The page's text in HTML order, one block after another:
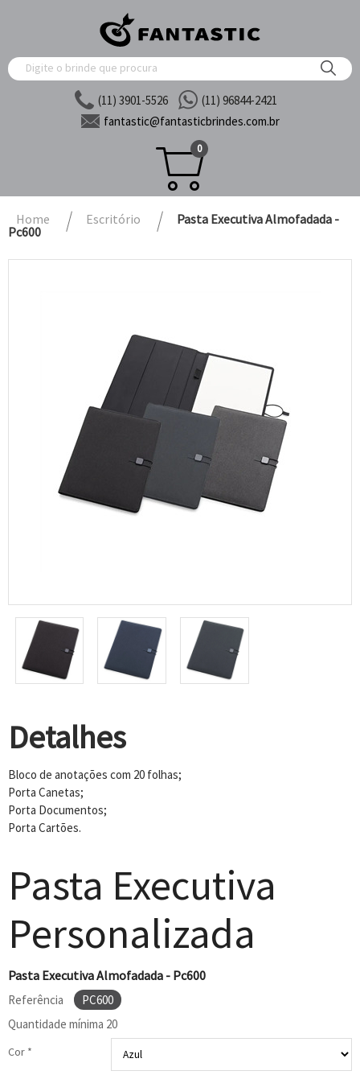
(11) 3901-5526
(11) 96844-2421
fantastic@fantasticbrindes.com.br
0
Home Escritório
Pasta Executiva Almofadada -
Pc600
Detalhes
Bloco de anotações com 20 folhas;
Porta Canetas;
Porta Documentos;
Porta Cartões.
Pasta Executiva
Personalizada
Pasta Executiva Almofadada - Pc600
Referência
PC600
Quantidade mínima 20
Cor *